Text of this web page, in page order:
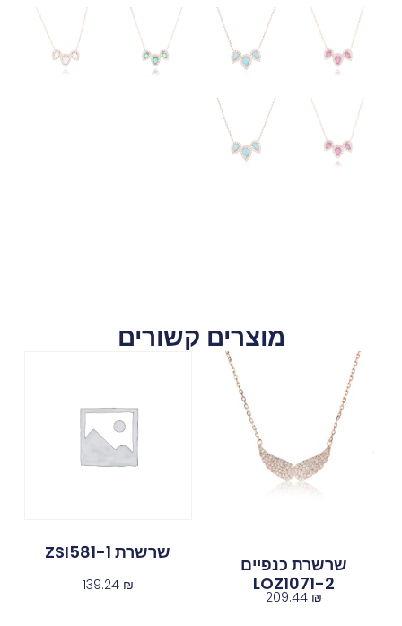
מוצרים קשורים
שרשרת כנפיים
LOZ1071-2
209.44 ₪
שרשרת ZSI581-1
139.24 ₪